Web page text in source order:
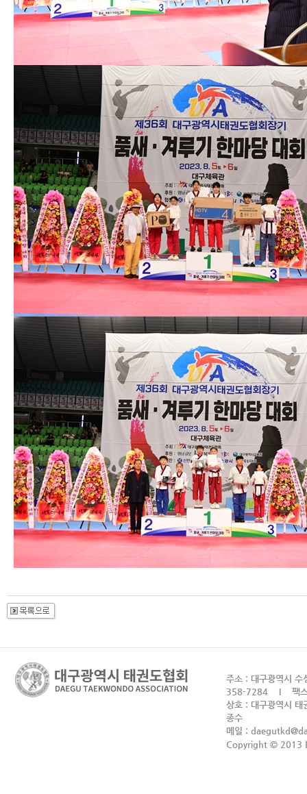
주소 : 대구광역시
358-7284 I 팩스
상호 : 대구광역시
종수
메일 :
Copyright © 2013